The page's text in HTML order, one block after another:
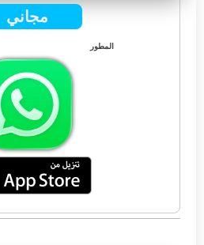
مجاني
المطور